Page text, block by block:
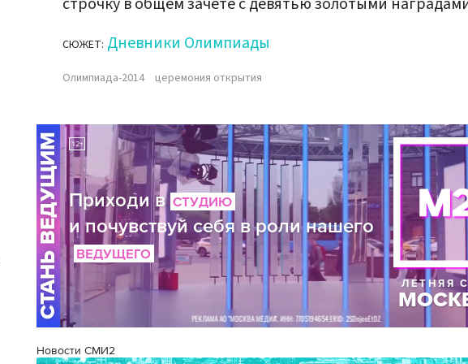
СЮЖЕТ: Дневники Олимпиады
Олимпиада-2014 церемония открытия
Новости СМИ2